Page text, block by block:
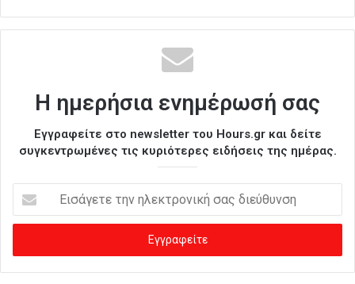
Η ημερήσια ενημέρωσή σας
Εγγραφείτε στο newsletter του Hours.gr και δείτε
συγκεντρωμένες τις κυριότερες ειδήσεις της ημέρας.
σ
γ
ε